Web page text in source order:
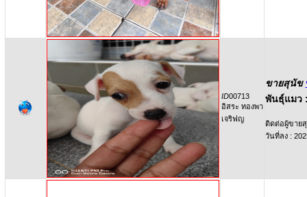
ID00713
อิสระ ทองพา
เจริฟญ
ขายสุนัข
พันธุ์แมว
ติดต่อผู้ขาย
วันที่ลง :